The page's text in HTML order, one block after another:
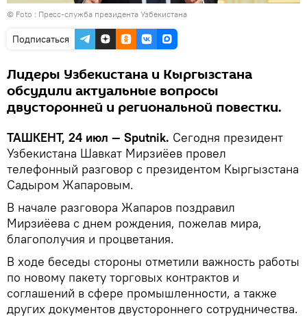
© Foto : Пресс-служба президента Узбекистана
Подписаться
Лидеры Узбекистана и Кыргызстана
обсудили актуальные вопросы
двусторонней и региональной повестки.
ТАШКЕНТ, 24 июл — Sputnik. Сегодня президент
Узбекистана Шавкат Мирзиёев провел
телефонный разговор с президентом Кыргызстана
Садыром Жапаровым.
В начале разговора Жапаров поздравил
Мирзиёева с днем рождения, пожелав мира,
благополучия и процветания.
В ходе беседы стороны отметили важность работы
по новому пакету торговых контрактов и
соглашений в сфере промышленности, а также
других документов двустороннего сотрудничества.